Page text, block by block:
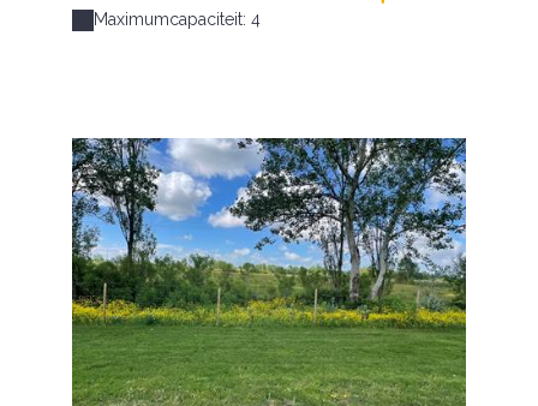
Maximumcapaciteit: 4